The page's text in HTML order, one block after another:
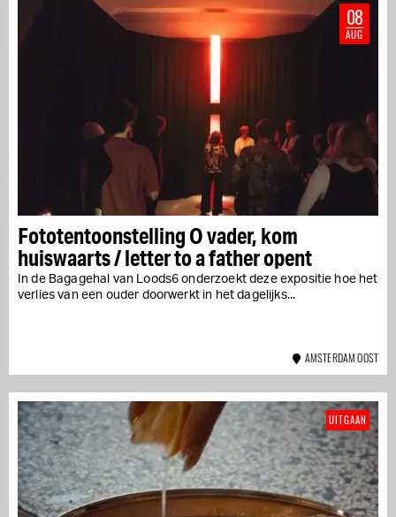
Fototentoonstelling O vader, kom
huiswaarts / letter to a father opent
In de Bagagehal van Loods6 onderzoekt deze expositie hoe het
verlies van een ouder doorwerkt in het dagelijks...
08
AUG
AMSTERDAM OOST
UITGAAN